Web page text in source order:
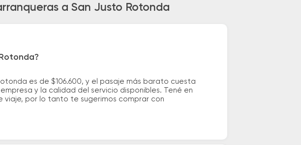
a San Justo Rotonda
es de $106.600, y el pasaje más barato cuesta
y la calidad del servicio disponibles. Tené en
viaje, por lo tanto te sugerimos comprar con